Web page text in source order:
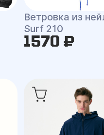
Ветровка из
Surf 210
1570 ₽